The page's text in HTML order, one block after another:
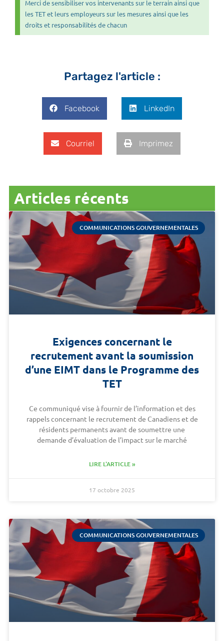
Merci de sensibiliser vos intervenants sur le terrain ainsi que
les TET et leurs employeurs sur les mesures ainsi que les
droits et responsabilités de chacun
Partagez l'article :
Facebook LinkedIn
Courriel Imprimez
Articles récents
COMMUNICATIONS GOUVERNEMENTALES
Exigences concernant le
recrutement avant la soumission
d’une EIMT dans le Programme des
TET
Ce communiqué vise à fournir de l’information et des
rappels concernant le recrutement de Canadiens et de
résidents permanents avant de soumettre une
demande d’évaluation de l’impact sur le marché
LIRE L'ARTICLE »
17 octobre 2025
COMMUNICATIONS GOUVERNEMENTALES